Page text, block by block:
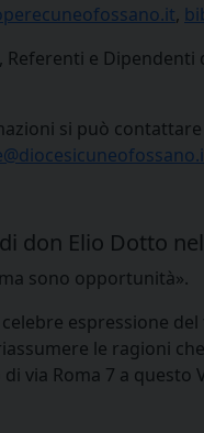
,
Referenti e
si può contattare
don Elio Dotto
sono opportunità».
espressione
le ragioni
via Roma 7 a